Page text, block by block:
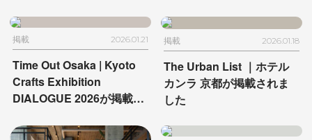
ンテルーム 京都が掲載さ
れました
掲載 2026.01.21
Time Out Osaka | Kyoto
Crafts Exhibition
DIALOGUE 2026が掲載さ
掲載 2026.01.18
The Urban List ｜ホテル
カンラ 京都が掲載されま
した